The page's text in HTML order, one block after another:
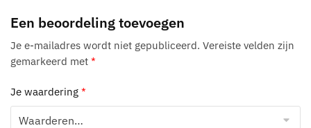
Een beoordeling toevoegen
Je e-mailadres wordt niet gepubliceerd. Vereiste velden zijn
gemarkeerd met *
Je waardering *